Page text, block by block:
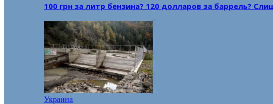
100 грн за литр бензина? 120 долларов за баррель?
Украина